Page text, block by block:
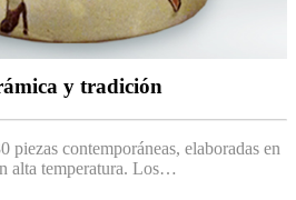
y tradición
piezas contemporáneas, elaboradas en
alta temperatura. Los…